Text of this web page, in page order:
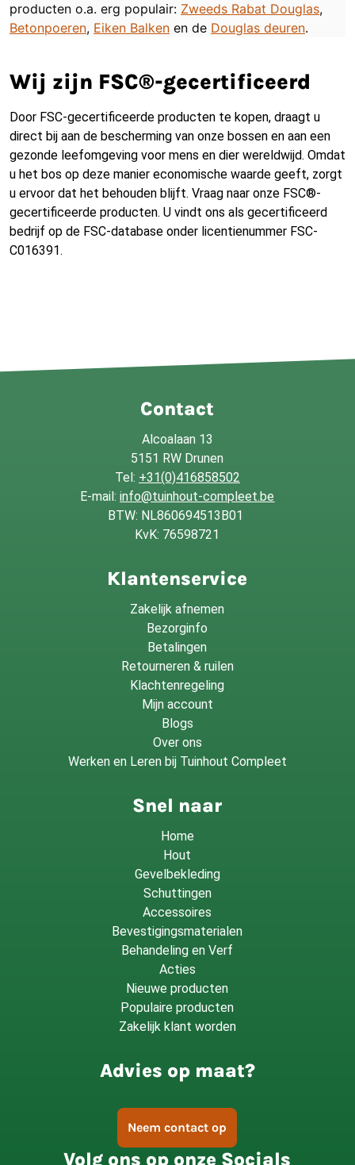
producten o.a. erg populair: Zweeds Rabat Douglas,
Betonpoeren, Eiken Balken en de Douglas deuren.
Wij zijn FSC®-gecertificeerd
Door FSC-gecertificeerde producten te kopen, draagt u
direct bij aan de bescherming van onze bossen en aan een
gezonde leefomgeving voor mens en dier wereldwijd. Omdat
u het bos op deze manier economische waarde geeft, zorgt
u ervoor dat het behouden blijft. Vraag naar onze FSC®-
gecertificeerde producten. U vindt ons als gecertificeerd
bedrijf op de FSC-database onder licentienummer FSC-
C016391.
Contact
Alcoalaan 13
5151 RW Drunen
Tel: +31(0)416858502
E-mail:info@tuinhout-compleet.be
BTW: NL860694513B01
KvK: 76598721
Klantenservice
Zakelijk afnemen
Bezorginfo
Betalingen
Retourneren & ruilen
Klachtenregeling
Mijn account
Blogs
Over ons
Werken en Leren bij Tuinhout Compleet
Snel naar
Home
Hout
Gevelbekleding
Schuttingen
Accessoires
Bevestigingsmaterialen
Behandeling en Verf
Acties
Nieuwe producten
Populaire producten
Zakelijk klant worden
Advies op maat?
Neem contact op
Volg ons op onze Socials